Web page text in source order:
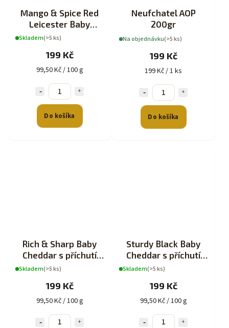
Mango & Spice Red
Leicester Baby
Cheddar s příchutí
Skladem(>5 ks)
199 Kč
99,50 Kč / 100 g
Do košíka
Neufchatel AOP
200gr
Na objednávku(>5 ks)
199 Kč
199 Kč / 1 ks
Do košíka
Rich & Sharp Baby
Cheddar s příchutí
200g
Skladem(>5 ks)
199 Kč
99,50 Kč / 100 g
Sturdy Black Baby
Cheddar s příchutí
200g
Skladem(>5 ks)
199 Kč
99,50 Kč / 100 g